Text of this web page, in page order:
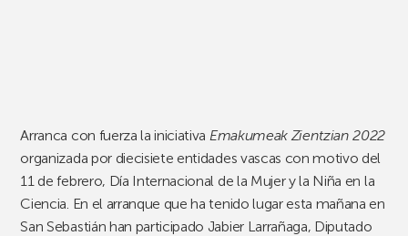
Arranca con fuerza la iniciativa Emakumeak Zientzian 2022
organizada por diecisiete entidades vascas con motivo del
11 de febrero, Día Internacional de la Mujer y la Niña en la
Ciencia. En el arranque que ha tenido lugar esta mañana en
San Sebastián han participado Jabier Larrañaga, Diputado